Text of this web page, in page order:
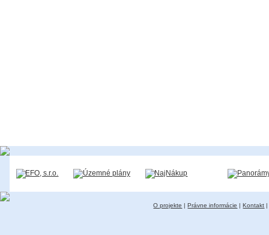
O projekte |Právne informácie |Kontakt